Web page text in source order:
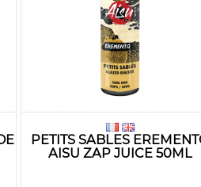
PETITS SABLES
AISU ZAP JUICE 50ML